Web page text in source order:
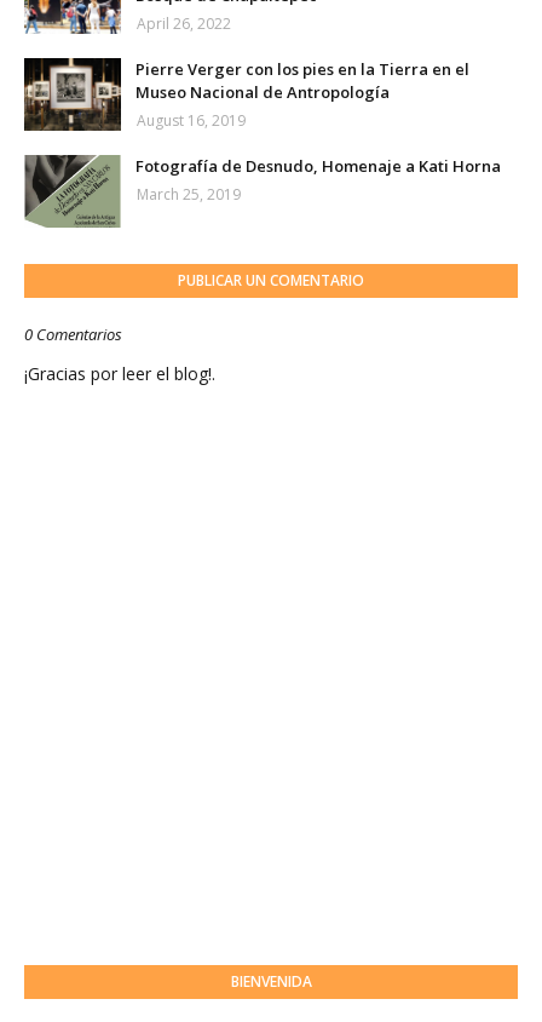
April 26, 2022
Pierre Verger con los pies en la Tierra en el
Museo Nacional de Antropología
August 16, 2019
Fotografía de Desnudo, Homenaje a Kati Horna
March 25, 2019
PUBLICAR UN COMENTARIO
0 Comentarios
¡Gracias por leer el blog!.
BIENVENIDA